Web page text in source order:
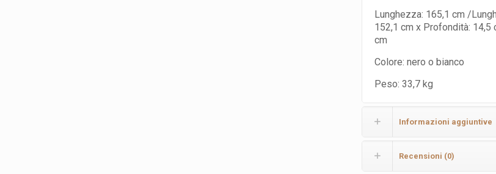
Lunghezza: 165,1 cm /
152,1 cm x Profondità: 14,5
cm
Colore: nero o bianco
Peso: 33,7 kg
Informazioni aggiuntive
Recensioni (0)